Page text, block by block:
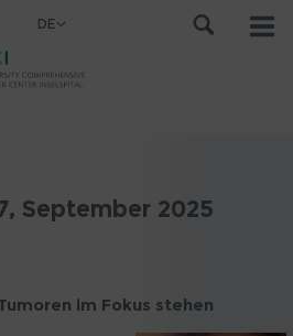
DE
September 2025
im Fokus stehen